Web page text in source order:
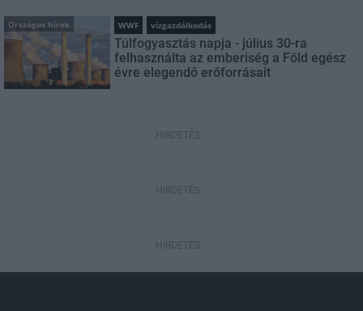
Országos hírek WWF vízgazdálkodás
Túlfogyasztás napja - július 30-ra
felhasználta az emberiség a Föld egész
évre elegendő erőforrásait
HIRDETÉS
HIRDETÉS
HIRDETÉS